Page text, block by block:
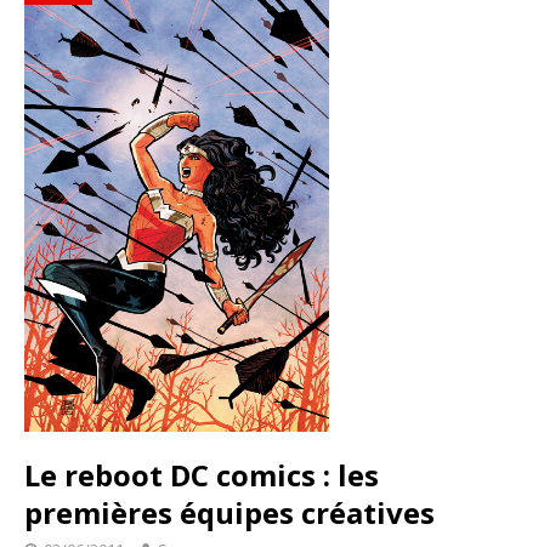
Le reboot DC comics : les
premières équipes créatives